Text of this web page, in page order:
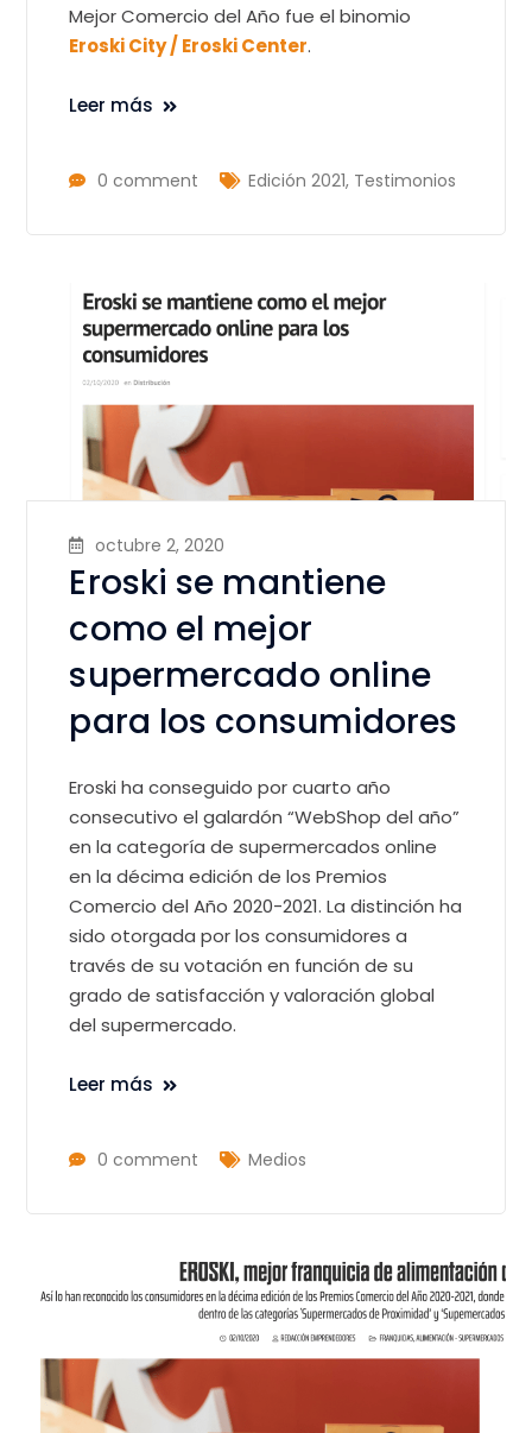
Mejor Comercio del Año fue el binomio
Eroski City / Eroski Center.
Leer más
0 comment Edición 2021, Testimonios
octubre 2, 2020
Eroski se mantiene
como el mejor
supermercado online
para los consumidores
Eroski ha conseguido por cuarto año
consecutivo el galardón “WebShop del año”
en la categoría de supermercados online
en la décima edición de los Premios
Comercio del Año 2020-2021. La distinción ha
sido otorgada por los consumidores a
través de su votación en función de su
grado de satisfacción y valoración global
del supermercado.
Leer más
0 comment Medios